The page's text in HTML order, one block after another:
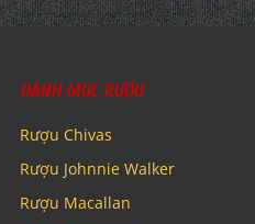
DANH MỤC RƯỢU
Rượu Chivas
Rượu Johnnie Walker
Rượu Macallan